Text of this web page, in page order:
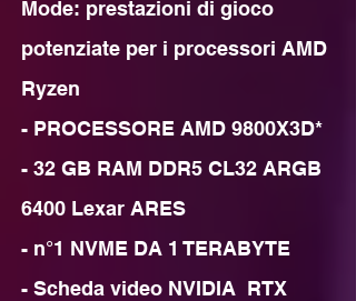
Mode: prestazioni di gioco
potenziate per i processori AMD
Ryzen
- PROCESSORE AMD 9800X3D*
- 32 GB RAM DDR5 CL32 ARGB
6400 Lexar ARES
- n°1 NVME DA 1 TERABYTE
- Scheda video NVIDIA  RTX